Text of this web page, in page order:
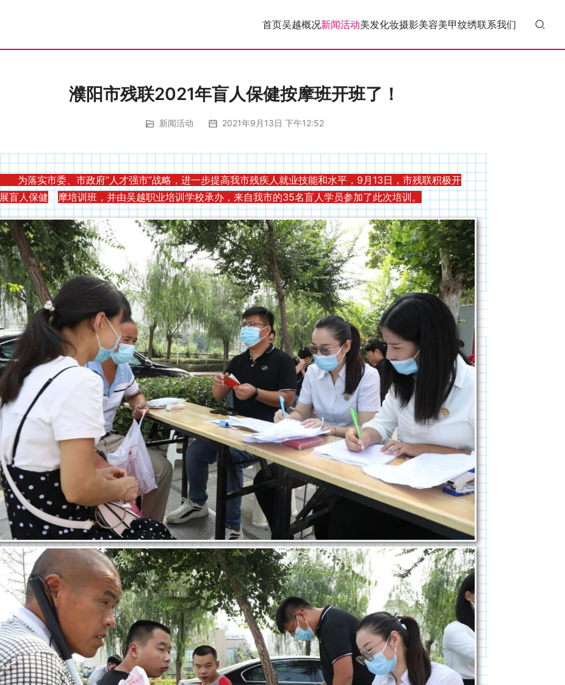
首页吴越概况新闻活动美发化妆摄影美容美甲纹绣联系我们
濮阳市残联2021年盲人保健按摩班开班了！
新闻活动 2021年9月13日 下午12:52
为落实市委、市政府“人才强市”战略，进一步提高我市残疾人就业技能和水平，9月13日，市残联积极开
展盲人保健按摩培训班，并由吴越职业培训学校承办，来自我市的35名盲人学员参加了此次培训。